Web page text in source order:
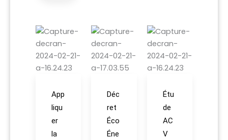
App
liqu
er
la
Déc
ret
Éco
Éne
Étu
de
AC
V